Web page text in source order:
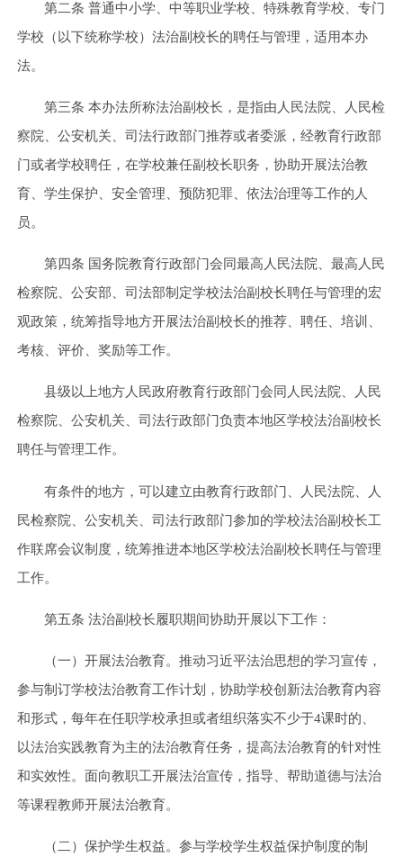
第二条 普通中小学、中等职业学校、特殊教育学校、专门
学校（以下统称学校）法治副校长的聘任与管理，适用本办
法。
第三条 本办法所称法治副校长，是指由人民法院、人民检
察院、公安机关、司法行政部门推荐或者委派，经教育行政部
门或者学校聘任，在学校兼任副校长职务，协助开展法治教
育、学生保护、安全管理、预防犯罪、依法治理等工作的人
员。
第四条 国务院教育行政部门会同最高人民法院、最高人民
检察院、公安部、司法部制定学校法治副校长聘任与管理的宏
观政策，统筹指导地方开展法治副校长的推荐、聘任、培训、
考核、评价、奖励等工作。
县级以上地方人民政府教育行政部门会同人民法院、人民
检察院、公安机关、司法行政部门负责本地区学校法治副校长
聘任与管理工作。
有条件的地方，可以建立由教育行政部门、人民法院、人
民检察院、公安机关、司法行政部门参加的学校法治副校长工
作联席会议制度，统筹推进本地区学校法治副校长聘任与管理
工作。
第五条 法治副校长履职期间协助开展以下工作：
（一）开展法治教育。推动习近平法治思想的学习宣传，
参与制订学校法治教育工作计划，协助学校创新法治教育内容
和形式，每年在任职学校承担或者组织落实不少于4课时的、
以法治实践教育为主的法治教育任务，提高法治教育的针对性
和实效性。面向教职工开展法治宣传，指导、帮助道德与法治
等课程教师开展法治教育。
（二）保护学生权益。参与学校学生权益保护制度的制